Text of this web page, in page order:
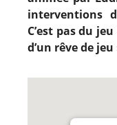
interventions
C’est pas du
d’un rêve de jeu